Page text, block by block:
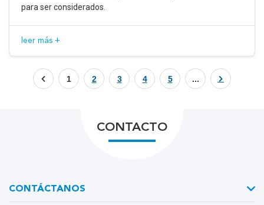
para ser considerados.
leer más +
1 2 3 4 5 ...
CONTACTO
CONTÁCTANOS